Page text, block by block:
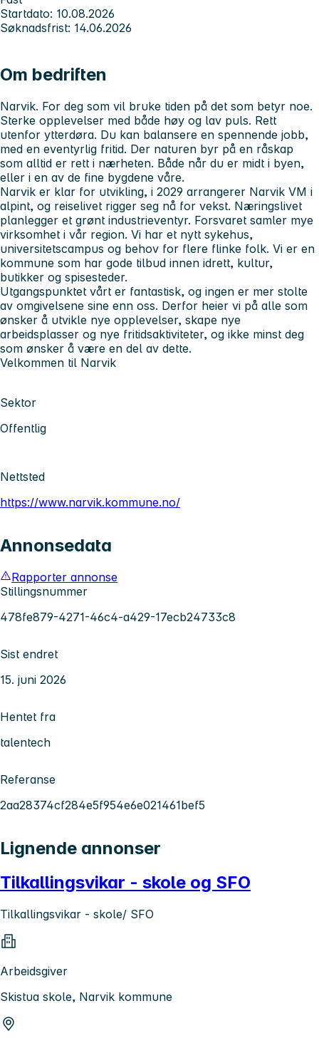
Startdato: 10.08.2026
Søknadsfrist: 14.06.2026
Om bedriften
Narvik. For deg som vil bruke tiden på det som betyr noe.
Sterke opplevelser med både høy og lav puls. Rett
utenfor ytterdøra. Du kan balansere en spennende jobb,
med en eventyrlig fritid. Der naturen byr på en råskap
som alltid er rett i nærheten. Både når du er midt i byen,
eller i en av de fine bygdene våre.
Narvik er klar for utvikling, i 2029 arrangerer Narvik VM i
alpint, og reiselivet rigger seg nå for vekst. Næringslivet
planlegger et grønt industrieventyr. Forsvaret samler mye
virksomhet i vår region. Vi har et nytt sykehus,
universitetscampus og behov for flere flinke folk. Vi er en
kommune som har gode tilbud innen idrett, kultur,
butikker og spisesteder.
Utgangspunktet vårt er fantastisk, og ingen er mer stolte
av omgivelsene sine enn oss. Derfor heier vi på alle som
ønsker å utvikle nye opplevelser, skape nye
arbeidsplasser og nye fritidsaktiviteter, og ikke minst deg
som ønsker å være en del av dette.
Velkommen til Narvik
Sektor
Offentlig
Nettsted
https://www.narvik.kommune.no/
Annonsedata
Rapporter annonse
Stillingsnummer
478fe879-4271-46c4-a429-17ecb24733c8
Sist endret
15. juni 2026
Hentet fra
talentech
Referanse
2aa28374cf284e5f954e6e021461bef5
Lignende annonser
Tilkallingsvikar - skole og SFO
Tilkallingsvikar - skole/ SFO
Arbeidsgiver
Skistua skole, Narvik kommune